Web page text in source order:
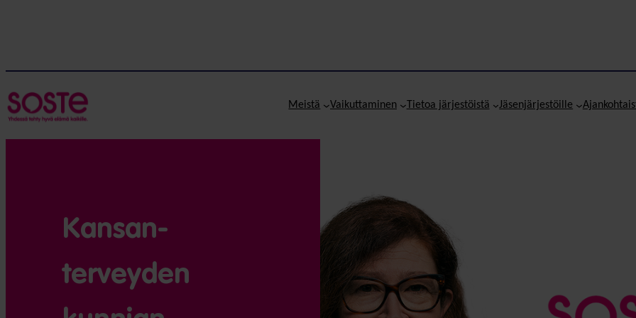
Meistä Vaikuttaminen Tietoa järjestöistä Jäsenjärjestöille
Kansan­
terveyden